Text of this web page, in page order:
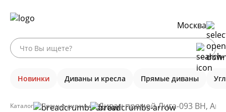
Москва
Новинки Диваны и кресла Прямые диваны
Каталог Прямые диваны Диван прямой Лига-093 ВН,